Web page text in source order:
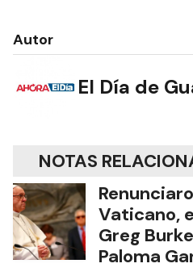
Autor
El Día de
NOTAS
Vaticano,
Greg
Paloma